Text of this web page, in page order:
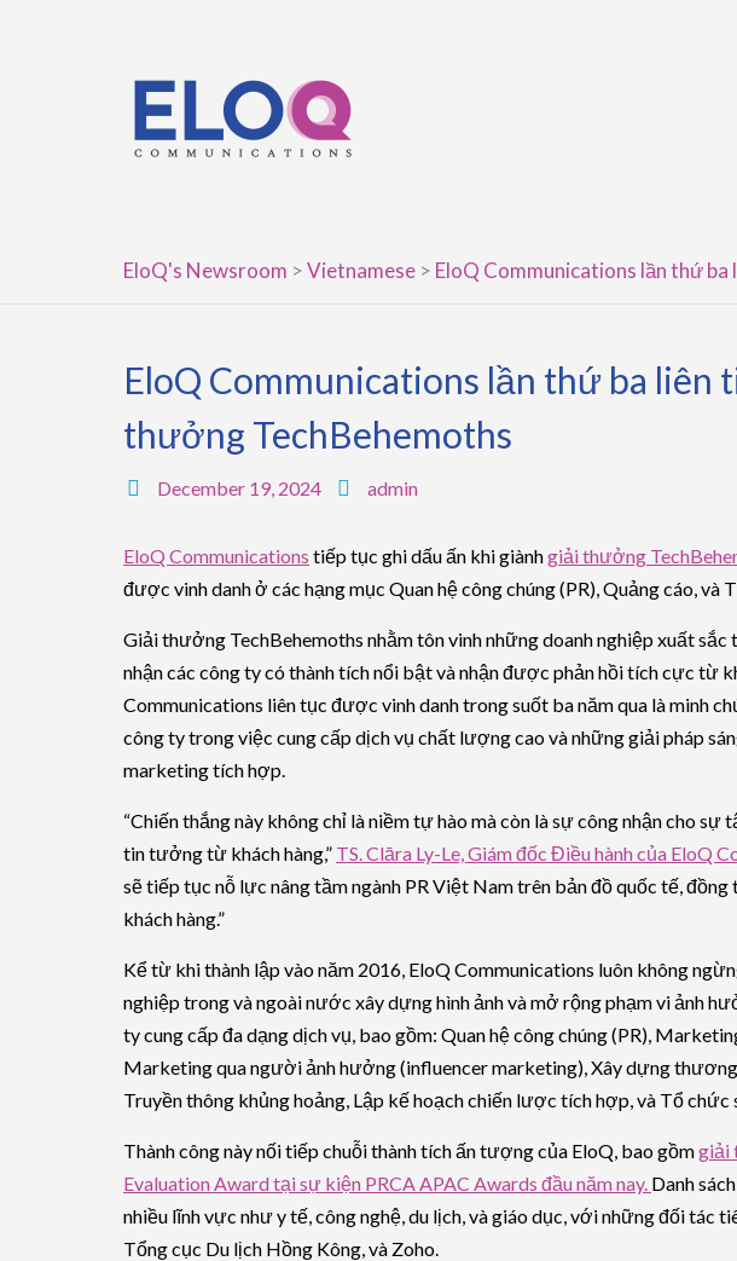
EloQ's Newsroom >Vietnamese > EloQ Communications lần thứ
EloQ Communications lần thứ ba liên
thưởng TechBehemoths
December 19, 2024 admin
EloQ Communications tiếp tục ghi dấu ấn khi giànhgiải thưởng
được vinh danh ở các hạng mục Quan hệ công chúng (PR), Quảng cáo, và
Giải thưởng TechBehemoths nhằm tôn vinh những doanh nghiệp xuất sắc
nhận các công ty có thành tích nổi bật và nhận được phản hồi tích cực từ
Communications liên tục được vinh danh trong suốt ba năm qua là minh
công ty trong việc cung cấp dịch vụ chất lượng cao và những giải pháp
marketing tích hợp.
“Chiến thắng này không chỉ là niềm tự hào mà còn là sự công nhận cho sự
tin tưởng từ khách hàng,” TS. Clāra Ly-Le, Giám đốc Điều hành của EloQ
sẽ tiếp tục nỗ lực nâng tầm ngành PR Việt Nam trên bản đồ quốc tế,
khách hàng.”
Kể từ khi thành lập vào năm 2016, EloQ Communications luôn không
nghiệp trong và ngoài nước xây dựng hình ảnh và mở rộng phạm vi ảnh
ty cung cấp đa dạng dịch vụ, bao gồm: Quan hệ công chúng (PR),
Marketing qua người ảnh hưởng (influencer marketing), Xây dựng thương
Truyền thông khủng hoảng, Lập kế hoạch chiến lược tích hợp, và Tổ chức
Thành công này nối tiếp chuỗi thành tích ấn tượng của EloQ, bao gồmgiải
Evaluation Award tại sự kiện PRCA APAC Awards đầu năm nay. Danh
nhiều lĩnh vực như y tế, công nghệ, du lịch, và giáo dục, với những đối tác
Tổng cục Du lịch Hồng Kông, và Zoho.